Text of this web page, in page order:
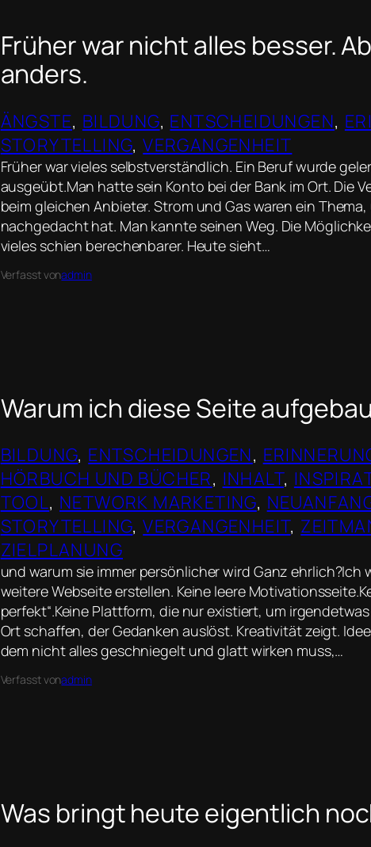
Früher war nicht alles besser.
anders.
ÄNGSTE, BILDUNG, ENTSCHEIDUNGEN,
STORYTELLING, VERGANGENHEIT
Früher war vieles selbstverständlich. Ein Beruf wurde
ausgeübt.Man hatte sein Konto bei der Bank im Ort. Die
beim gleichen Anbieter. Strom und Gas waren ein
nachgedacht hat. Man kannte seinen Weg. Die
vieles schien berechenbarer. Heute sieht…
Verfasst vonadmin
Warum ich diese Seite
BILDUNG, ENTSCHEIDUNGEN,
HÖRBUCH UND BÜCHER, INHALT,
TOOL, NETWORK MARKETING,
STORYTELLING, VERGANGENHEIT,
ZIELPLANUNG
und warum sie immer persönlicher wird Ganz
weitere Webseite erstellen. Keine leere
perfekt“.Keine Plattform, die nur existiert, um
Ort schaffen, der Gedanken auslöst. Kreativität zeigt.
dem nicht alles geschniegelt und glatt wirken muss,…
Verfasst vonadmin
Was bringt heute eigentlich